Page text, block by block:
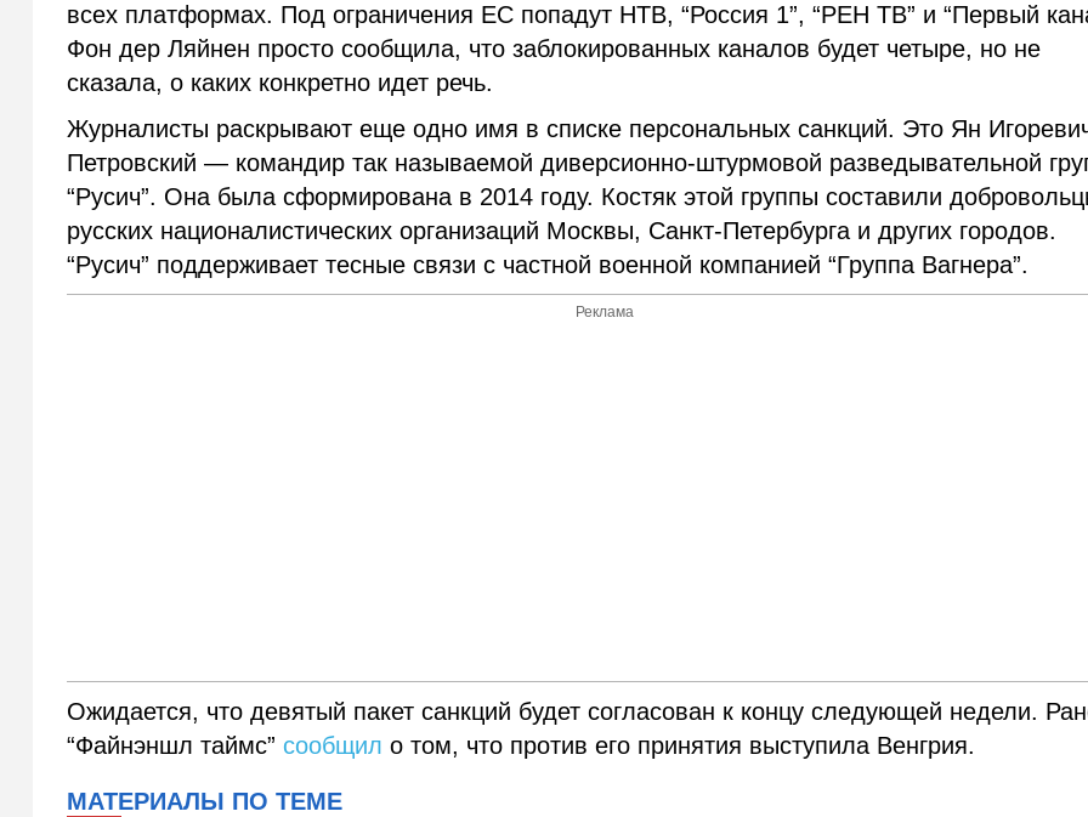
всех платформах. Под ограничения ЕС попадут НТВ, “Россия 1”, “РЕН ТВ” и “Первый
Фон дер Ляйнен просто сообщила, что заблокированных каналов будет четыре, но не
сказала, о каких конкретно идет речь.
Журналисты раскрывают еще одно имя в списке персональных санкций. Это Ян
Петровский — командир так называемой диверсионно-штурмовой разведывательной
“Русич”. Она была сформирована в 2014 году. Костяк этой группы составили
русских националистических организаций Москвы, Санкт-Петербурга и других городов.
“Русич” поддерживает тесные связи с частной военной компанией “Группа Вагнера”.
Реклама
Ожидается, что девятый пакет санкций будет согласован к концу следующей недели.
“Файнэншл таймс”сообщил о том, что против его принятия выступила Венгрия.
МАТЕРИАЛЫ ПО ТЕМЕ